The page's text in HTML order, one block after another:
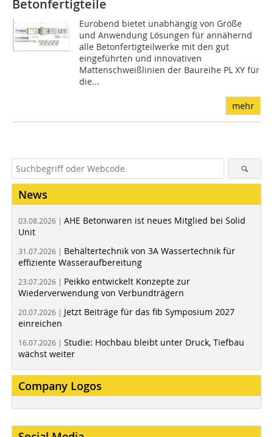
Betonfertigteile
Eurobend bietet unabhängig von Größe
und Anwendung Lösungen für annähernd
alle Betonfertigteilwerke mit den gut
eingeführten und innovativen
Mattenschweißlinien der Baureihe PL XY für
die...
mehr
News
03.08.2026 | AHE Betonwaren ist neues Mitglied bei Solid
Unit
31.07.2026 | Behältertechnik von 3A Wassertechnik für
effiziente Wasseraufbereitung
23.07.2026 | Peikko entwickelt Konzepte zur
Wiederverwendung von Verbundträgern
20.07.2026 | Jetzt Beiträge für das fib Symposium 2027
einreichen
16.07.2026 | Studie: Hochbau bleibt unter Druck, Tiefbau
wächst weiter
Company Logos